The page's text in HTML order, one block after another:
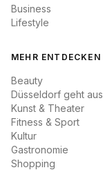
Business
Lifestyle
MEHR ENTDECKEN
Beauty
Düsseldorf geht aus
Kunst & Theater
Fitness & Sport
Kultur
Gastronomie
Shopping